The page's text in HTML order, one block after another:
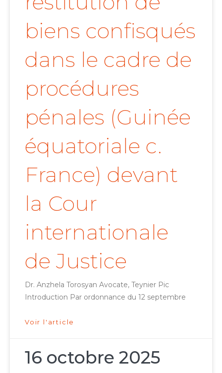
biens confisqués
dans le cadre de
procédures
pénales (Guinée
équatoriale c.
France) devant
la Cour
internationale
de Justice
Dr. Anzhela Torosyan Avocate, Teynier Pic
Introduction Par ordonnance du 12 septembre
Voir l'article
16 octobre 2025